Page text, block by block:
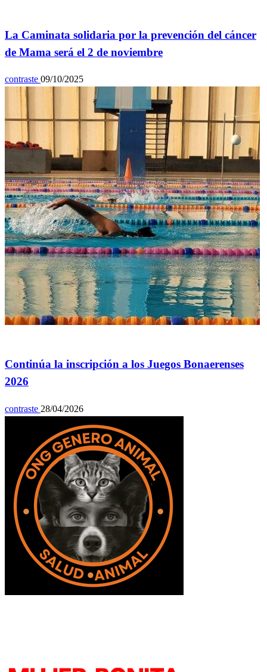
La Caminata solidaria por la prevención del cáncer
de Mama será el 2 de noviembre
contraste 09/10/2025
Continúa la inscripción a los Juegos Bonaerenses
2026
contraste 28/04/2026